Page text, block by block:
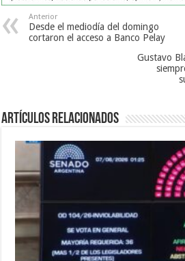
Anterior
Desde el mediodía del domingo
cortaron el acceso a Banco Pelay
Gustavo
Artículos Relacionados